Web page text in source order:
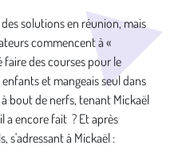
solutions en réunion, mais
commencent à «
des courses pour le
et mangeais seul dans
bout de nerfs, tenant Mickaël
a encore fait ? Et après
s'adressant à Mickaël :